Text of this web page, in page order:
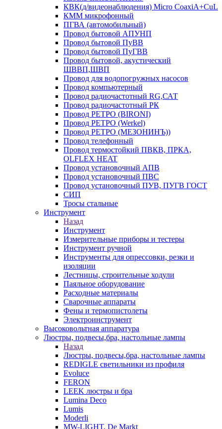
КВК(д/видеонаблюдения) Micro CoaxiA+CuL
КММ микрофонный
ПГВА (автомобильный)
Провод бытовой АПУНП
Провод бытовой ПуВВ
Провод бытовой ПуГВВ
Провод бытовой, акустический
ШВВП,ШВП
Провод для водопогружных насосов
Провод компьютерный
Провод радиочастотный RG,САТ
Провод радиочастотный РК
Провод РЕТРО (BIRONI)
Провод РЕТРО (Werkel)
Провод РЕТРО (МЕЗОНИНЪ))
Провод телефонный
Провод термостойкий ПВКВ, ПРКА,
OLFLEX HEAT
Провод установочный АПВ
Провод установочный ПВС
Провод установочный ПУВ, ПУГВ ГОСТ
СИП
Тросы стальные
Инструмент
Назад
Инструмент
Измерительные приборы и тестеры
Инструмент ручной
Инструменты для опрессовки, резки и
изоляции
Лестницы, строительные ходули
Паяльное оборудование
Расходные материалы
Сварочные аппараты
Фены и термопистолеты
Электроинструмент
Высоковольтная аппаратура
Люстры, подвесы,бра, настольные лампы
Назад
Люстры, подвесы,бра, настольные лампы
REDIGLE светильники из профиля
Evoluce
FERON
LEEK люстры и бра
Lumina Deco
Lumis
Moderli
MW-LIGHT, De Markt